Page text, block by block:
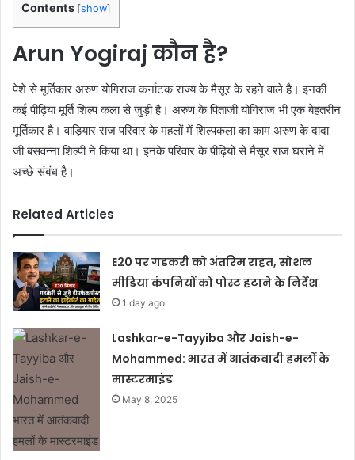
Contents [show]
Arun Yogiraj कौन है?
पेशे से मूर्तिकार अरुण योगिराज कर्नाटक राज्य के मैसूर के रहने वाले है। इनकी
कई पीढ़िया मूर्ति शिल्प कला से जुड़ी है। अरुण के पिताजी योगिराज भी एक बेहतरीन
मूर्तिकार है। वाड़ियार राज परिवार के महलों में शिल्पकला का काम अरुण के दादा
जी बसवन्ना शिल्पी ने किया था। इनके परिवार के पीढ़ियों से मैसूर राज घराने में
अच्छे संबंध है।
Related Articles
E20 पर गडकरी को अंतरिम राहत, सोशल
मीडिया कंपनियों को पोस्ट हटाने के निर्देश
1 day ago
Lashkar-e-Tayyiba और Jaish-e-
Mohammed: भारत में आतंकवादी हमलों के
मास्टरमाइंड
May 8, 2025